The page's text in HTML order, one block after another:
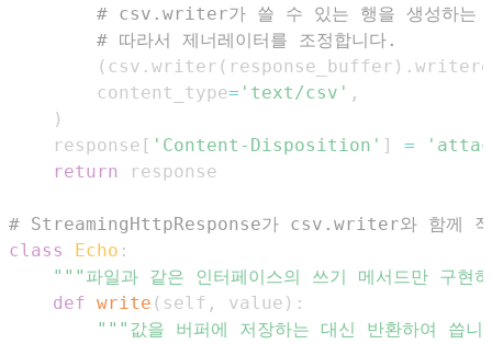
# csv.writer가 쓸 수 있는 행을 생성하는
# 따라서 제너레이터를 조정합니다.
( csv . writer ( response_buffer ) .
        content_type
= 'text/csv' ,
)
    response
[ 'Content-Disposition' ] =
return
# StreamingHttpResponse가 csv.writer와 함께 작
class
Echo :
"""파일과 같은 인터페이스의 쓰기 메서드만 구
def write ( self , value ) :
"""값을 버퍼에 저장하는 대신 반환하여 씁